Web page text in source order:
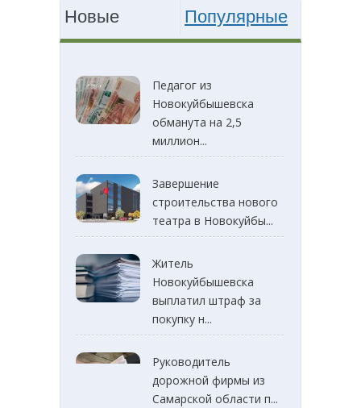
Новые Популярные
Педагог из
Новокуйбышевска
обманута на 2,5
миллион...
Завершение
строительства нового
театра в Новокуйбы...
Житель
Новокуйбышевска
выплатил штраф за
покупку н...
Руководитель
дорожной фирмы из
Самарской области п...